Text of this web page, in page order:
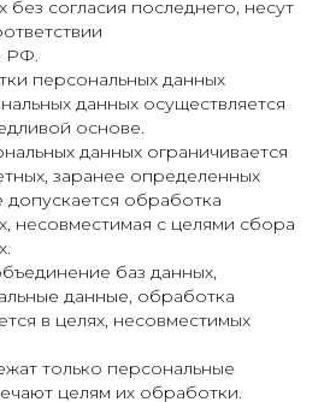
без согласия последнего, несут
РФ.
персональных данных
данных осуществляется
основе.
данных ограничивается
заранее определенных
обработка
несовместимая с целями сбора
баз данных,
данные, обработка
в целях, несовместимых
только персональные
целям их обработки.